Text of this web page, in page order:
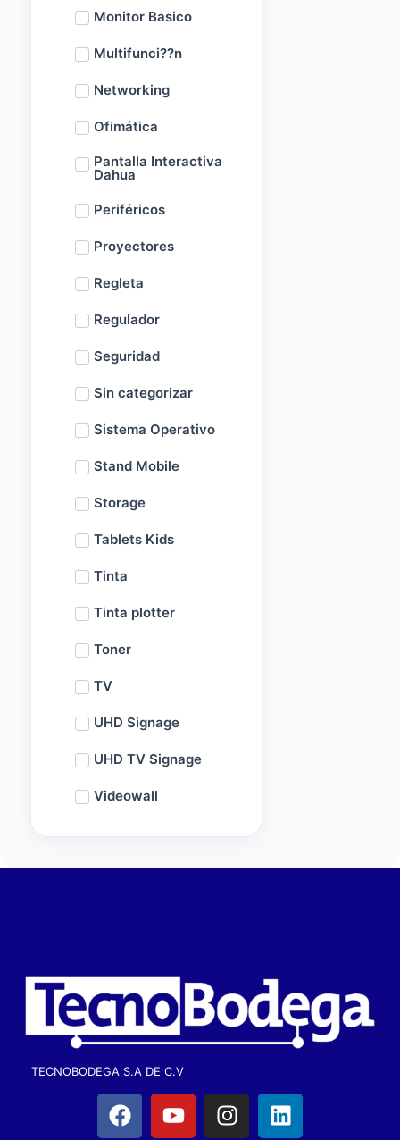
Monitor Basico
Multifunci??n
Networking
Ofimática
Pantalla Interactiva
Dahua
Periféricos
Proyectores
Regleta
Regulador
Seguridad
Sin categorizar
Sistema Operativo
Stand Mobile
Storage
Tablets Kids
Tinta
Tinta plotter
Toner
TV
UHD Signage
UHD TV Signage
Videowall
TECNOBODEGA S.A DE C.V